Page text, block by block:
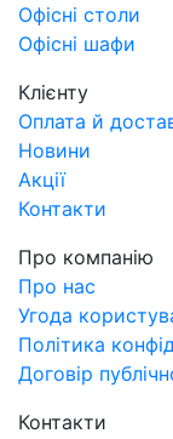
Офісні столи
Офісні шафи
Клієнту
Оплата й
Новини
Акції
Контакти
Про компанію
Про нас
Угода
Політика
Договір
Контакти